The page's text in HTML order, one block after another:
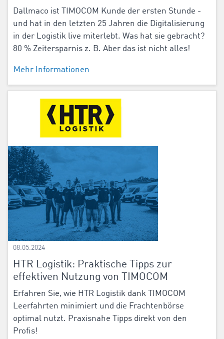
Dallmaco ist TIMOCOM Kunde der ersten Stunde -
und hat in den letzten 25 Jahren die Digitalisierung
in der Logistik live miterlebt. Was hat sie gebracht?
80 % Zeitersparnis z. B. Aber das ist nicht alles!
Mehr Informationen
08.05.2024
HTR Logistik: Praktische Tipps zur
effektiven Nutzung von TIMOCOM
Erfahren Sie, wie HTR Logistik dank TIMOCOM
Leerfahrten minimiert und die Frachtenbörse
optimal nutzt. Praxisnahe Tipps direkt von den
Profis!